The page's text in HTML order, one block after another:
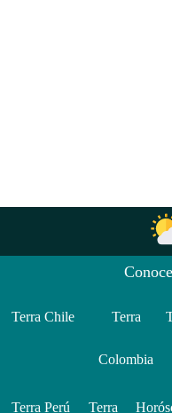
Terra Chile Terra
Colombia
Terra Perú Terra